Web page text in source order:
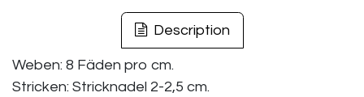
Description
Weben: 8 Fäden pro cm.
Stricken: Stricknadel 2-2,5 cm.